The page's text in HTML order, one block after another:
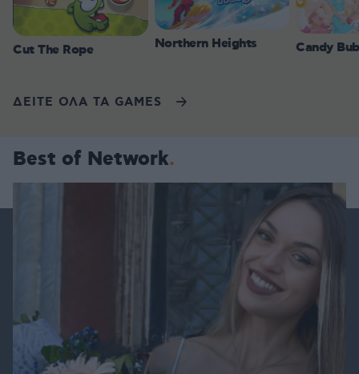
Cut The Rope Northern Heights Candy
ΔΕΙΤΕ ΟΛΑ ΤΑ GAMES
Best of Network